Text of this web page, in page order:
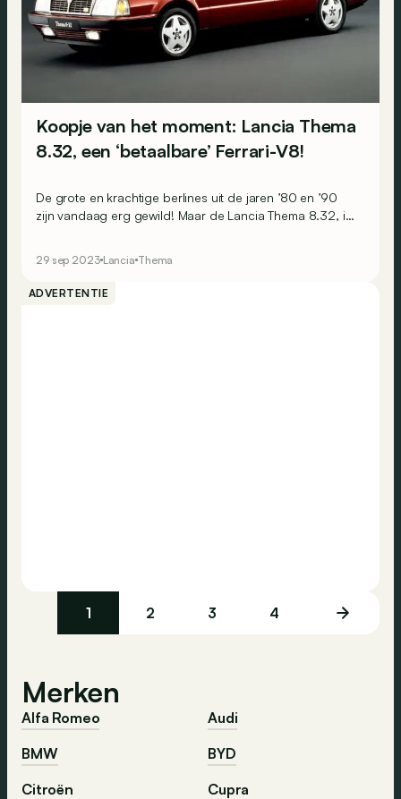
Koopje van het moment: Lancia Thema
8.32, een ‘betaalbare’ Ferrari-V8!
De grote en krachtige berlines uit de jaren ’80 en ’90
zijn vandaag erg gewild! Maar de Lancia Thema 8.32, in
noblesse die zijn gelijke niet kent!
29 sep 2023 Lancia Thema
ADVERTENTIE
1 2 3 4
Merken
Alfa Romeo
Audi
BMW
BYD
Citroën
Cupra